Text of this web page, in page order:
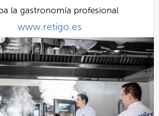
la gastronomía profesional
www.retigo.es